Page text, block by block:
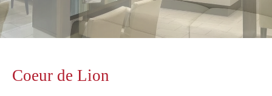
Coeur de Lion